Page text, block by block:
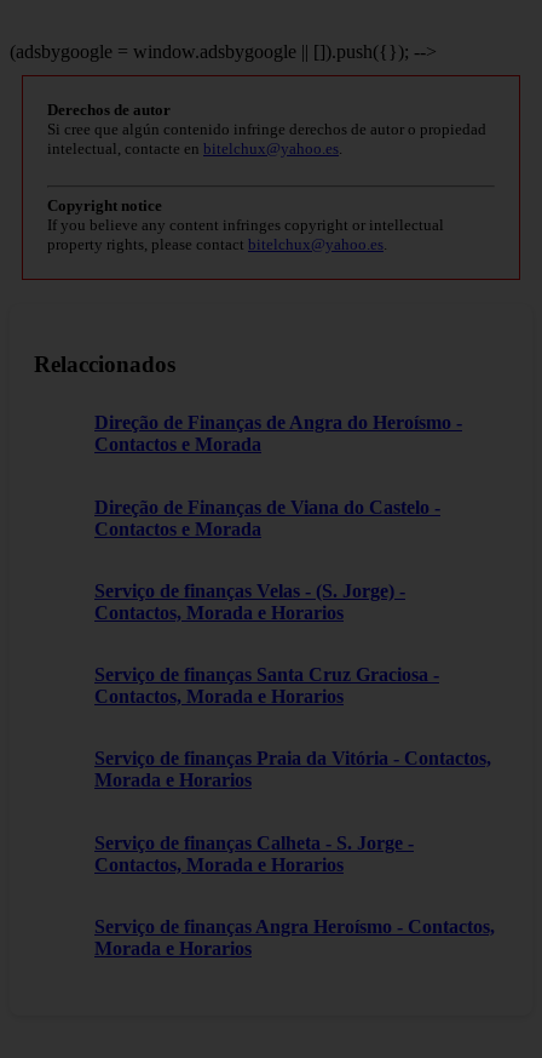
(adsbygoogle = window.adsbygoogle || []).push({}); -->
Derechos de autor
Si cree que algún contenido infringe derechos de autor o propiedad
intelectual, contacte en bitelchux@yahoo.es
Copyright notice
If you believe any content infringes copyright or intellectual
property rights, please contact bitelchux@yahoo.es
Relaccionados
Direção de Finanças de Angra do Heroísmo -
Contactos e Morada
Direção de Finanças de Viana do Castelo -
Contactos e Morada
Serviço de finanças Velas - (S. Jorge) -
Contactos, Morada e Horarios
Serviço de finanças Santa Cruz Graciosa -
Contactos, Morada e Horarios
Serviço de finanças Praia da Vitória - Contactos,
Morada e Horarios
Serviço de finanças Calheta - S. Jorge -
Contactos, Morada e Horarios
Serviço de finanças Angra Heroísmo - Contactos,
Morada e Horarios